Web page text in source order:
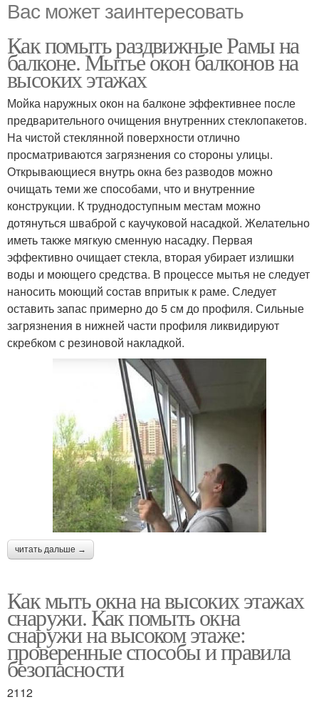
Вас может заинтересовать
Как помыть раздвижные Рамы на
балконе. Мытье окон балконов на
высоких этажах
Мойка наружных окон на балконе эффективнее после
предварительного очищения внутренних стеклопакетов.
На чистой стеклянной поверхности отлично
просматриваются загрязнения со стороны улицы.
Открывающиеся внутрь окна без разводов можно
очищать теми же способами, что и внутренние
конструкции. К труднодоступным местам можно
дотянуться шваброй с каучуковой насадкой. Желательно
иметь также мягкую сменную насадку. Первая
эффективно очищает стекла, вторая убирает излишки
воды и моющего средства. В процессе мытья не следует
наносить моющий состав впритык к раме. Следует
оставить запас примерно до 5 см до профиля. Сильные
загрязнения в нижней части профиля ликвидируют
скребком с резиновой накладкой.
читать дальше →
Как мыть окна на высоких этажах
снаружи. Как помыть окна
снаружи на высоком этаже:
проверенные способы и правила
безопасности
2112